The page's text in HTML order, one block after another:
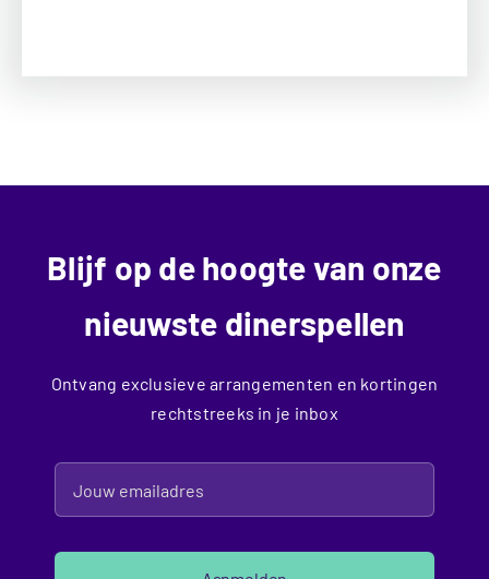
Blijf op de hoogte van onze
nieuwste dinerspellen
Ontvang exclusieve arrangementen en kortingen
rechtstreeks in je inbox